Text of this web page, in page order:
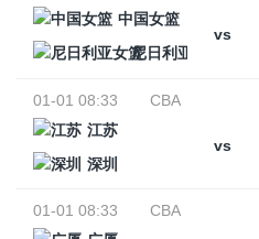
中国女篮
vs
尼日利亚女篮
01-01 08:33
CBA
江苏
vs
深圳
01-01 08:33
CBA